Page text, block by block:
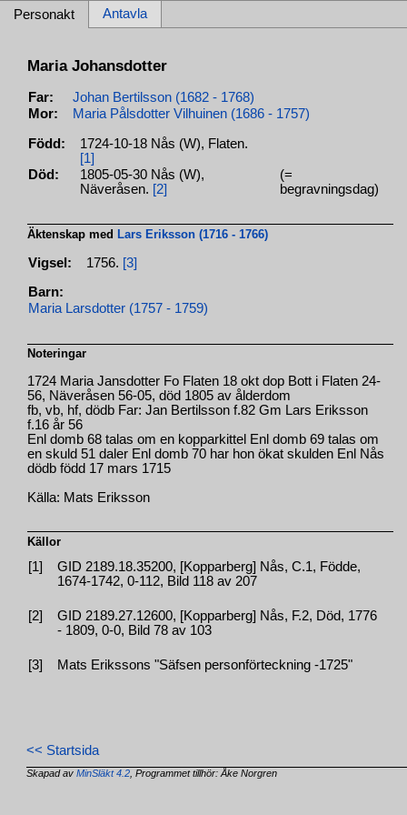
Personakt Antavla
Maria Johansdotter
Far:
Johan Bertilsson (1682 - 1768)
Mor:
Maria Pålsdotter Vilhuinen (1686 - 1757)
Född:
1724-10-18 Nås (W), Flaten.
[1]
Död:
1805-05-30 Nås (W),
Näveråsen. [2]
(=
begravningsdag)
Äktenskap med Lars Eriksson (1716 - 1766)
Vigsel: 1756. [3]
Barn:
Maria Larsdotter (1757 - 1759)
Noteringar
1724 Maria Jansdotter Fo Flaten 18 okt dop Bott i Flaten 24-
56, Näveråsen 56-05, död 1805 av ålderdom
fb, vb, hf, dödb Far: Jan Bertilsson f.82 Gm Lars Eriksson
f.16 år 56
Enl domb 68 talas om en kopparkittel Enl domb 69 talas om
en skuld 51 daler Enl domb 70 har hon ökat skulden Enl Nås
dödb född 17 mars 1715
Källa: Mats Eriksson
Källor
[1]
GID 2189.18.35200, [Kopparberg] Nås, C.1, Födde,
1674-1742, 0-112, Bild 118 av 207
[2]
GID 2189.27.12600, [Kopparberg] Nås, F.2, Död, 1776
- 1809, 0-0, Bild 78 av 103
[3] Mats Erikssons "Säfsen personförteckning -1725"
<< Startsida
Skapad avMinSläkt 4.2 , Programmet tillhör: Åke Norgren